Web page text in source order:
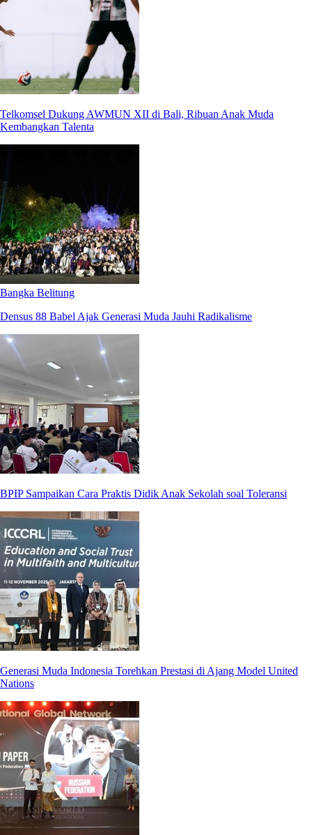
Telkomsel Dukung AWMUN XII di Bali, Ribuan Anak Muda
Kembangkan Talenta
Bangka Belitung
Densus 88 Babel Ajak Generasi Muda Jauhi Radikalisme
BPIP Sampaikan Cara Praktis Didik Anak Sekolah soal Toleransi
Generasi Muda Indonesia Torehkan Prestasi di Ajang Model United
Nations